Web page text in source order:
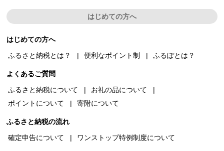
はじめての方へ
はじめての方へ
ふるさと納税とは？
便利なポイント制 ふるぽとは？
よくあるご質問
ふるさと納税について
お礼の品について
ポイントについて
寄附について
ふるさと納税の流れ
確定申告について
ワンストップ特例制度について